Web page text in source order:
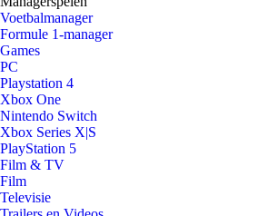
Voetbalmanager
Formule 1-manager
Games
PC
Playstation 4
Xbox One
Nintendo Switch
Xbox Series X|S
PlayStation 5
Film & TV
Film
Televisie